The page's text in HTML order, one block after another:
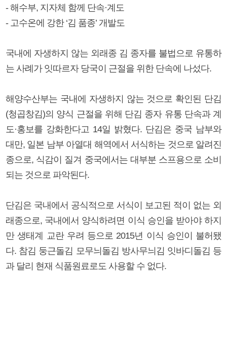
- 해수부, 지자체 함께 단속·계도
- 고수온에 강한 ‘김 품종’ 개발도
국내에 자생하지 않는 외래종 김 종자를 불법으로 유통하
는 사례가 잇따르자 당국이 근절을 위한 단속에 나섰다.
해양수산부는 국내에 자생하지 않는 것으로 확인된 단김
(청곱창김)의 양식 근절을 위해 단김 종자 유통 단속과 계
도·홍보를 강화한다고 14일 밝혔다. 단김은 중국 남부와
대만, 일본 남부 아열대 해역에서 서식하는 것으로 알려진
종으로, 식감이 질겨 중국에서는 대부분 스프용으로 소비
되는 것으로 파악된다.
단김은 국내에서 공식적으로 서식이 보고된 적이 없는 외
래종으로, 국내에서 양식하려면 이식 승인을 받아야 하지
만 생태계 교란 우려 등으로 2015년 이식 승인이 불허됐
다. 참김 둥근돌김 모무늬돌김 방사무늬김 잇바디돌김 등
과 달리 현재 식품원료로도 사용할 수 없다.